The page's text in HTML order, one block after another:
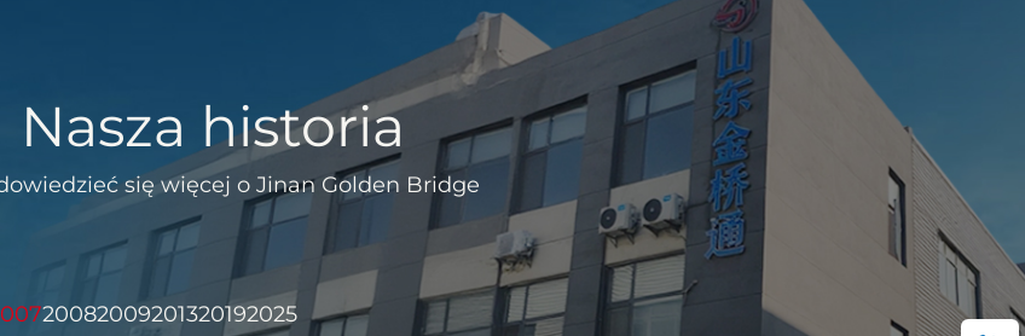
zbudować
że sukces
o swoich
Nasza historia
się więcej o Jinan Golden Bridge
20082009201320192025